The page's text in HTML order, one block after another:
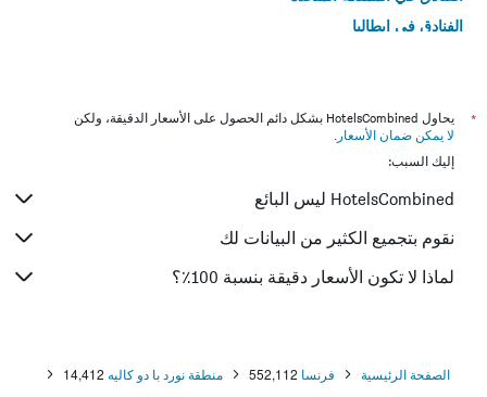
الفنادق في إيطاليا
*
يحاول HotelsCombined بشكل دائم الحصول على الأسعار الدقيقة، ولكن
لا يمكن ضمان الأسعار .
إليك السبب:
HotelsCombined ليس البائع
نقوم بتجميع الكثير من البيانات لك
لماذا لا تكون الأسعار دقيقة بنسبة 100٪؟
الصفحة الرئيسية فرنسا 552,112 منطقة نورد با دو كاليه 14,412